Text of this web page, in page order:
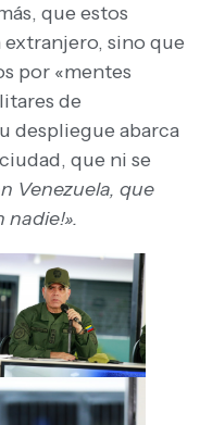
que estos
sino que
por «mentes
de
despliegue abarca
que ni se
Venezuela, que